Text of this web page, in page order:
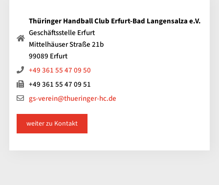
Thüringer Handball Club Erfurt-Bad Langensalza e.V.
Geschäftsstelle Erfurt
Mittelhäuser Straße 21b
99089 Erfurt
+49 361 55 47 09 50
+49 361 55 47 09 51
gs-verein@thueringer-hc.de
weiter zu Kontakt